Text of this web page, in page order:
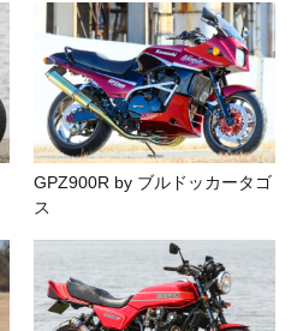
GPZ900R by ブルドッカータゴ
ス